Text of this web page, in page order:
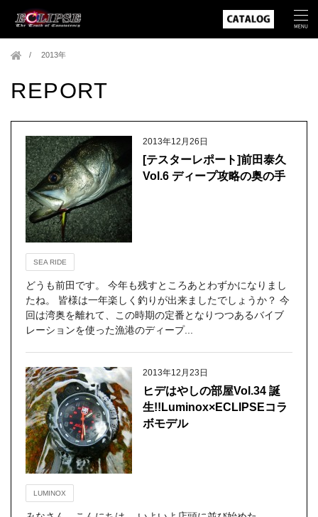
2013年
REPORT
2013年12月26日
[テスターレポート]前田泰久
Vol.6 ディープ攻略の奥の手
SEA RIDE
どうも前田です。 今年も残すところあとわずかになりまし
たね。 皆様は一年楽しく釣りが出来ましたでしょうか？ 今
回は湾奥を離れて、この時期の定番となりつつあるバイブ
レーションを使った漁港のディープ...
2013年12月23日
ヒデはやしの部屋Vol.34 誕
生!!Luminox×ECLIPSEコラ
ボモデル
LUMINOX